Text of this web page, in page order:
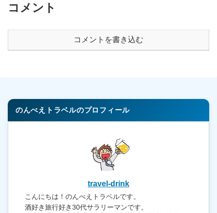
コメント
コメントを書き込む
のんべえトラベルのプロフィール
travel-drink
こんにちは！のんべえトラベルです。
酒好き旅行好き30代サラリーマンです。